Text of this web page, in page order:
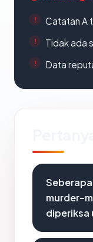
Catatan A
Tidak ada
Data
murder-
diperiksa